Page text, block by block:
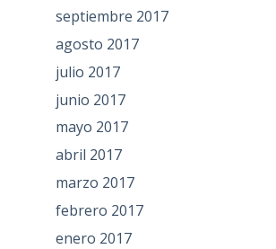
septiembre 2017
agosto 2017
julio 2017
junio 2017
mayo 2017
abril 2017
marzo 2017
febrero 2017
enero 2017